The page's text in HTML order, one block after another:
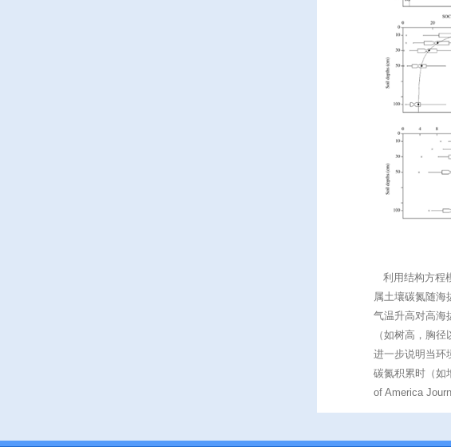
利用结构方程
属土壤碳氮随海
气温升高对高海
（如树高，胸
进一步说明当环
碳氮积累时（如
of America